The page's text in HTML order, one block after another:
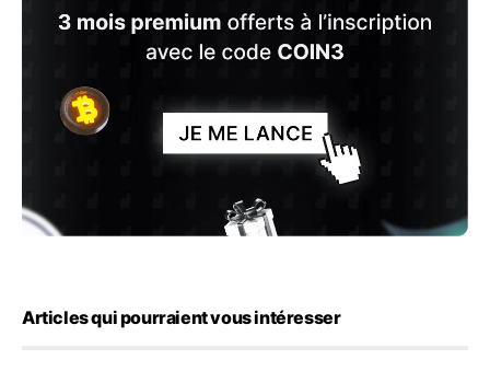
Articles qui pourraient vous intéresser